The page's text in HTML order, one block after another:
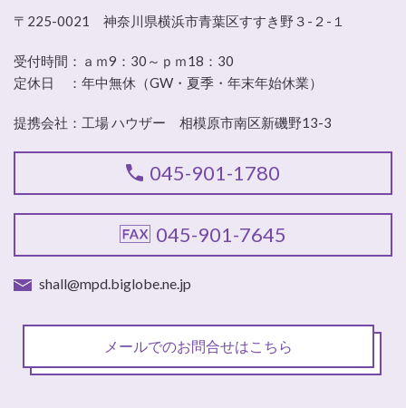
〒225-0021 神奈川県横浜市青葉区すすき野３-２-１
受付時間： ａｍ9：30～ｐｍ18：30
定休日 ： 年中無休（GW・夏季・年末年始休業）
提携会社：工場 ハウザー 相模原市南区新磯野13-3
045-901-1780
045-901-7645
shall@mpd.biglobe.ne.jp
メールでのお問合せはこちら